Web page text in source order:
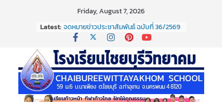
Friday, August 7, 2026
Latest: จดหมายข่าวประชาสัมพันธ์ ฉบับที่ 36/2569
ประจำเดือนมิถุนายน 2569
กิจกรรมวันสุนทรภู่ ประจำปี ๒๕๖๙
จดหมายข่าวประชาสัมพันธ์ ฉบับที่ 38/2569
ประจำเดือนมิถุนายน 2569
จดหมายข่าวประชาสัมพันธ์ ฉบับที่ 37/2569
ประจำเดือนมิถุนายน 2569